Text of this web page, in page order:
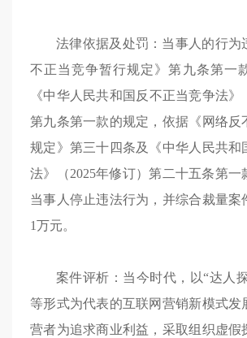
法律依据及处罚：当事人的行为
不正当竞争暂行规定》第九条第一
《中华人民共和国反不正当竞争法》
第九条第一款的规定，依据《网络反
规定》第三十四条及《中华人民共和
法》（2025年修订）第二十五条第一
当事人停止违法行为，并综合裁量案
1万元。
案件评析：当今时代，以“达人
等形式为代表的互联网营销新模式发
营者为追求商业利益，采取组织虚假